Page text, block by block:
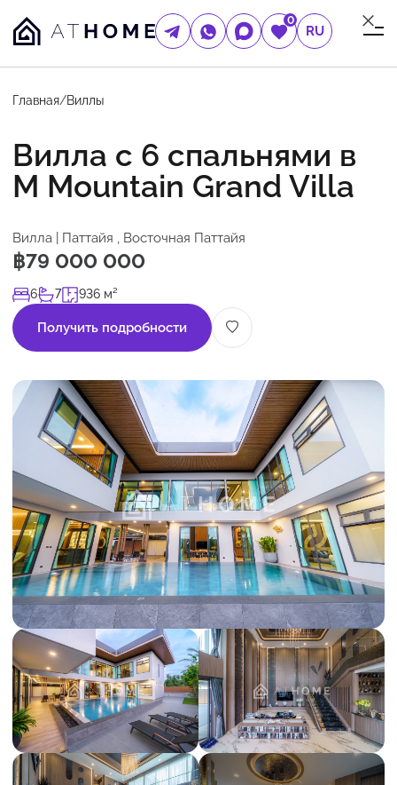
0
RU
Главная/Виллы
Вилла с 6 спальнями в
M Mountain Grand Villa
Вилла | Паттайя , Восточная Паттайя
฿79 000 000
6 7 936 м²
Получить подробности